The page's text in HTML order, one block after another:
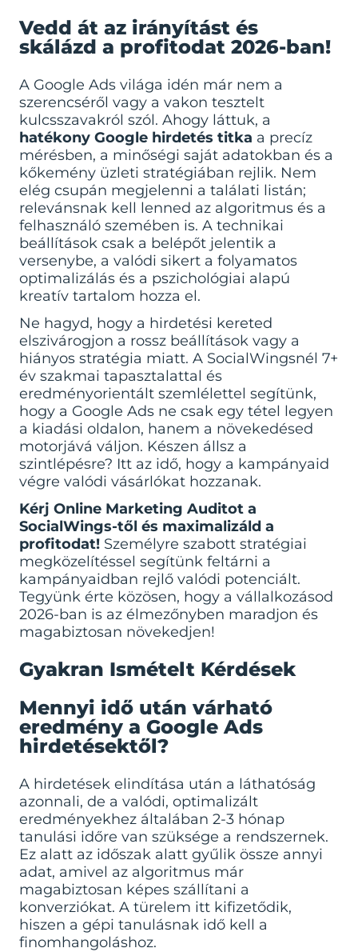
Vedd át az irányítást és
skálázd a profitodat 2026-ban!
A Google Ads világa idén már nem a
szerencséről vagy a vakon tesztelt
kulcsszavakról szól. Ahogy láttuk, a
hatékony Google hirdetés titka a precíz
mérésben, a minőségi saját adatokban és a
kőkemény üzleti stratégiában rejlik. Nem
elég csupán megjelenni a találati listán;
relevánsnak kell lenned az algoritmus és a
felhasználó szemében is. A technikai
beállítások csak a belépőt jelentik a
versenybe, a valódi sikert a folyamatos
optimalizálás és a pszichológiai alapú
kreatív tartalom hozza el.
Ne hagyd, hogy a hirdetési kereted
elszivárogjon a rossz beállítások vagy a
hiányos stratégia miatt. A SocialWingsnél 7+
év szakmai tapasztalattal és
eredményorientált szemlélettel segítünk,
hogy a Google Ads ne csak egy tétel legyen
a kiadási oldalon, hanem a növekedésed
motorjává váljon. Készen állsz a
szintlépésre? Itt az idő, hogy a kampányaid
végre valódi vásárlókat hozzanak.
Kérj Online Marketing Auditot a
SocialWings-től és maximalizáld a
profitodat! Személyre szabott stratégiai
megközelítéssel segítünk feltárni a
kampányaidban rejlő valódi potenciált.
Tegyünk érte közösen, hogy a vállalkozásod
2026-ban is az élmezőnyben maradjon és
magabiztosan növekedjen!
Gyakran Ismételt Kérdések
Mennyi idő után várható
eredmény a Google Ads
hirdetésektől?
A hirdetések elindítása után a láthatóság
azonnali, de a valódi, optimalizált
eredményekhez általában 2-3 hónap
tanulási időre van szüksége a rendszernek.
Ez alatt az időszak alatt gyűlik össze annyi
adat, amivel az algoritmus már
magabiztosan képes szállítani a
konverziókat. A türelem itt kifizetődik,
hiszen a gépi tanulásnak idő kell a
finomhangoláshoz.